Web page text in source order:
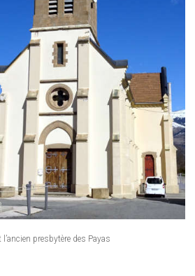
l’ancien presbytère des Payas